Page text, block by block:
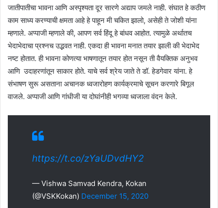
जातीपातीचा भावना आणि अस्पृश्यता दूर सारणे अद्याप जमले नाही. संघात हे कठीण
काम साध्य करण्याची क्षमता आहे हे पाहून मी चकित झालो, असेही ते जोशी यांना
म्हणाले. अप्पाजी म्हणाले की, आपण सर्व हिंदू हे बांधव आहोत. त्यामुळे अर्थातच
भेदाभेदाचा प्रश्नच उद्भवत नाही. एकदा ही भावना मनात तयार झाली की भेदाभेद
नष्ट होतात. ही भावना कोणत्या भाषणातून तयार होत नसून ती वैयक्तिक अनुभव
आणि उदाहरणांतून साकार होते. याचे सर्व श्रेय जाते ते डॉ. हेडगेवार यांना. हे
संभाषण सुरू असताना अचानक ध्वजारोहण कार्यक्रमाचे सूचन करणारे बिगूल
वाजले. अप्पाजी आणि गांधीजी या दोघांनीही भगव्या ध्वजाला वंदन केले.
https://t.co/zYaUDvdHY2
— Vishwa Samvad Kendra, Kokan
(@VSKKokan) December 15, 2020